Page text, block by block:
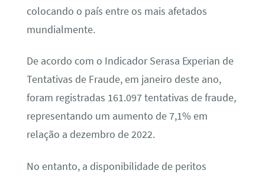
colocando o país entre os mais afetados
mundialmente.
De acordo com o Indicador Serasa Experian de
Tentativas de Fraude, em janeiro deste ano,
foram registradas 161.097 tentativas de fraude,
representando um aumento de 7,1% em
relação a dezembro de 2022.
No entanto, a disponibilidade de peritos